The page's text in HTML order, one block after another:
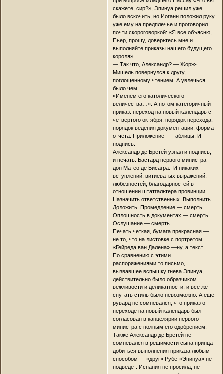
скажете, сир?», Эпинуа решил уже
было вскочить, но Иоганн положил руку
уже ему на предплечье и проговорил
почти скороговоркой: «Я все объясню,
Пьер, прошу, доверьтесь мне и
выполняйте приказы нашего будущего
короля».
— Так что, Александр? — Жорж-
Мишель повернулся к другу,
поглощенному чтением. А увлечься
было чем.
«Именем его католического
величества…». А потом категоричный
приказ: переход на новый календарь с
четвертого октября, порядок перехода,
порядок ведения документации, форма
отчета. Приложение — таблицы. И
подпись.
Александр де Бретей узнал и подпись,
и печать. Бастард первого министра —
дон Матео де Бисагра. И никаких
вступлений, витиеватых выражений,
любезностей, благодарностей в
отношении штатгальтера провинции.
Назначить ответственных. Выполнить.
Доложить. Промедление — смерть.
Оплошность в документах — смерть.
Ослушание — смерть.
Печать четкая, бумага прекрасная —
не то, что на листовке с портретом
«Гейреда ван Далена» —ну, а текст….
По сравнению с этими
распоряжениями то письмо,
вызвавшее вспышку гнева Эпинуа,
действительно было образчиком
вежливости и деликатности, и все же
спутать стиль было невозможно. А еще
рувард не сомневался, что приказ о
переходе на новый календарь был
согласован в канцелярии первого
министра с полным его одобрением.
Также Александр де Бретей не
сомневался в решимости сына принца
добиться выполнения приказа любым
способом — «друг» Рубе-«Эпинуа» не
подведет. Испания не просила, не